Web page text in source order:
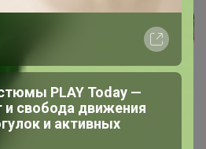
PLAY Today —
свобода движения
и активных